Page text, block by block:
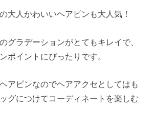
大人かわいいヘアピンも大人気！
グラデーションがとてもキレイで、
ポイントにぴったりです。
アピンなのでヘアアクセとしてはも
グにつけてコーディネートを楽しむ